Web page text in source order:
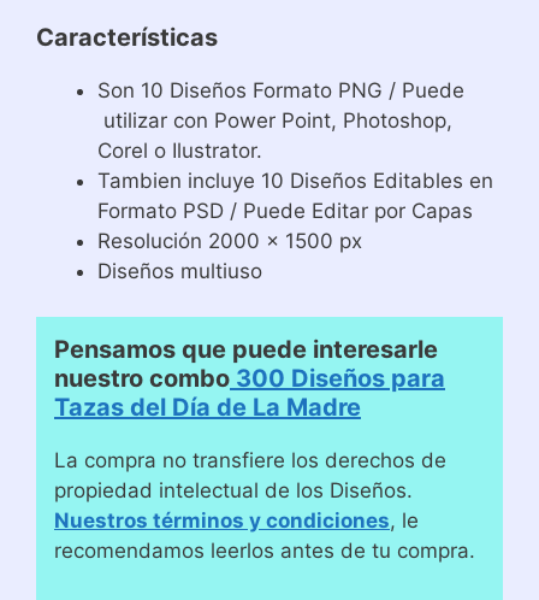
Características
Son 10 Diseños Formato PNG / Puede
utilizar con Power Point, Photoshop,
Corel o Ilustrator.
Tambien incluye 10 Diseños Editables en
Formato PSD / Puede Editar por Capas
Resolución 2000 x 1500 px
Diseños multiuso
Pensamos que puede interesarle
nuestro combo 300 Diseños para
Tazas del Día de La Madre
La compra no transfiere los derechos de
propiedad intelectual de los Diseños.
Nuestros términos y condiciones, le
recomendamos leerlos antes de tu compra.